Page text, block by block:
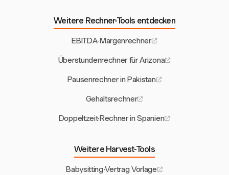
Weitere Rechner-Tools entdecken
EBITDA-Margenrechner
Überstundenrechner für Arizona
Pausenrechner in Pakistan
Gehaltsrechner
Doppeltzeit-Rechner in Spanien
Weitere Harvest-Tools
Babysitting-Vertrag Vorlage